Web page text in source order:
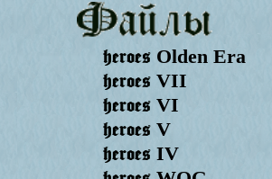
heroes Olden Era
heroes VII
heroes VI
heroes V
heroes IV